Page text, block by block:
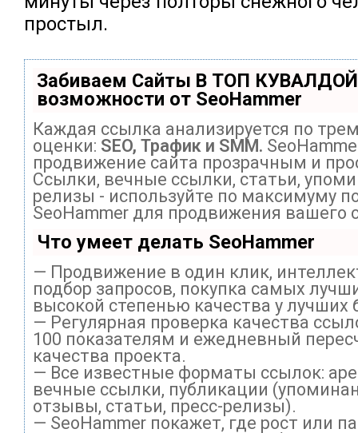
простыл.
Забиваем Сайты В ТОП
возможности от SeoHammer
Каждая ссылка анализируется по
оценки: SEO, Трафик и SMM.
продвижение сайта прозрачным и
Ссылки, вечные ссылки, статьи,
релизы - используйте по максимуму
SeoHammer для продвижения вашего
Что умеет делать SeoHammer
— Продвижение в один клик,
подбор запросов, покупка самых
высокой степенью качества у лучших
— Регулярная проверка качества
100 показателям и ежедневный
качества проекта.
— Все известные форматы ссылок:
вечные ссылки, публикации
отзывы, статьи, пресс-релизы).
— SeoHammer покажет, где рост или